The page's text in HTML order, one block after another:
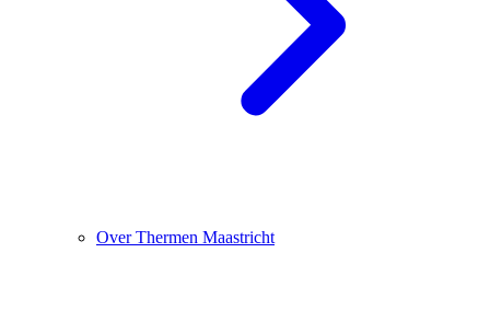
Over Thermen Maastricht